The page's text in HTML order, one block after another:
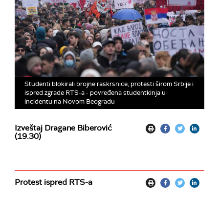
Studenti blokirali brojne raskrsnice, protesti širom Srbije i
ispred zgrade RTS-a - povređena studentkinja u
incidentu na Novom Beogradu
Izveštaj Dragane Biberović
(19.30)
Protest ispred RTS-a